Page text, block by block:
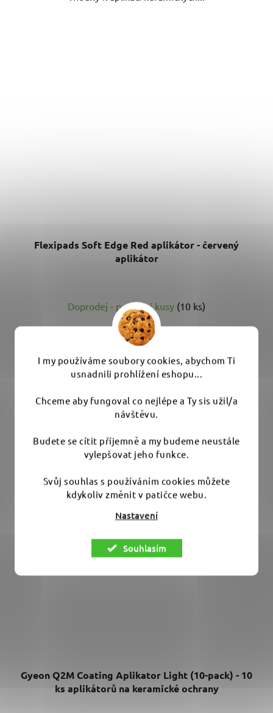
I my používáme soubory cookies, abychom Ti
usnadnili prohlížení eshopu...
Chceme aby fungoval co nejlépe a Ty sis užil/a
návštěvu.
Budete se cítit příjemně a my budeme neustále
vylepšovat jeho funkce.
Svůj souhlas s používáním cookies můžete
kdykoliv změnit v patičce webu.
Nastavení
Souhlasím
Flexipads Soft Edge Red aplikátor - červený
aplikátor
Doprodej - poslední kusy (10 ks)
149 Kč
DO KOŠÍKU
Velmi jemný aplikátor se zkosenými okraji. Vhodný i do
Gyeon Q2M Coating Aplikator Light (10-pack) - 10
ks aplikátorů na keramické ochrany